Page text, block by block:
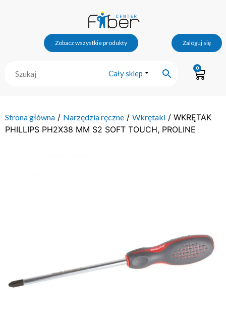
Zobacz wszystkie produkty Zaloguj się
Cały sklep
0
Strona główna / Narzędzia ręczne / Wkrętaki / WKRĘTAK
PHILLIPS PH2X38 MM S2 SOFT TOUCH, PROLINE